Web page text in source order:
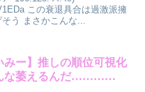
この衰退具合は過激派擁
う まさかこんな...
みー】推しの順位可視化
な萎えるんだ…………